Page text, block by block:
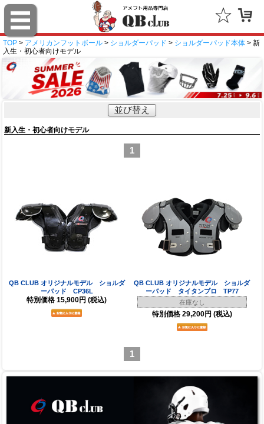
TOP > アメリカンフットボール > ショルダーパッド > ショルダーパッド本体 > 新
入生・初心者向けモデル
並び替え
新入生・初心者向けモデル
1
QB CLUB オリジナルモデル ショルダ
ーパッド CP36L
特別価格 15,900円 (税込)
QB CLUB オリジナルモデル ショルダ
ーパッド タイタンプロ TP77
在庫なし
特別価格 29,200円 (税込)
1